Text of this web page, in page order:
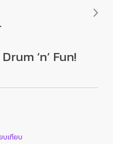
‘n’ Fun!
บเทียบ